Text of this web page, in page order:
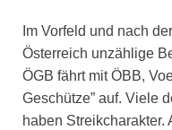
Im Vorfeld und nach
Österreich unzählige
ÖGB fährt mit ÖBB,
Geschütze” auf. Viele
haben Streikcharakter.